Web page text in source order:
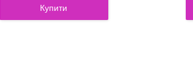
Купити